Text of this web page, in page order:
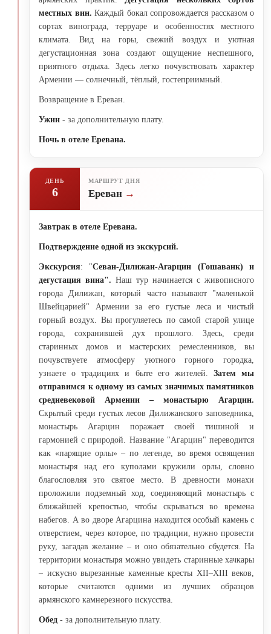
местных вин. Каждый бокал сопровождается рассказом о
сортах винограда, терруаре и особенностях местного
климата. Вид на горы, свежий воздух и уютная
дегустационная зона создают ощущение неспешного,
приятного отдыха. Здесь легко почувствовать характер
Армении — солнечный, тёплый, гостеприимный.
Возвращение в Ереван.
Ужин - за дополнительную плату.
Ночь в отеле Еревана.
ДЕНЬ
6
МАРШРУТ ДНЯ
Ереван
Завтрак в отеле Еревана.
Подтверждение одной из экскурсий.
Экскурсия: "Севан-Дилижан-Агарцин (Гошаванк) и
дегустация вина". Наш тур начинается с живописного
города Дилижан, который часто называют "маленькой
Швейцарией" Армении за его густые леса и чистый
горный воздух. Вы прогуляетесь по самой старой улице
города, сохранившей дух прошлого. Здесь, среди
старинных домов и мастерских ремесленников, вы
почувствуете атмосферу уютного горного городка,
узнаете о традициях и быте его жителей. Затем мы
отправимся к одному из самых значимых памятников
средневековой Армении – монастырю Агарцин.
Скрытый среди густых лесов Дилижанского заповедника,
монастырь Агарцин поражает своей тишиной и
гармонией с природой. Название "Агарцин" переводится
как «парящие орлы» – по легенде, во время освящения
монастыря над его куполами кружили орлы, словно
благословляя это святое место. В древности монахи
проложили подземный ход, соединяющий монастырь с
ближайшей крепостью, чтобы скрываться во времена
набегов. А во дворе Агарцина находится особый камень с
отверстием, через которое, по традиции, нужно провести
руку, загадав желание – и оно обязательно сбудется. На
территории монастыря можно увидеть старинные хачкары
– искусно вырезанные каменные кресты XII–XIII веков,
которые считаются одними из лучших образцов
армянского камнерезного искусства.
Обед - за дополнительную плату.